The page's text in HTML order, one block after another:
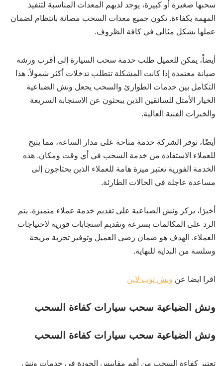
سحبها صغيرة أو كبيرة، يوجد لديهم المعدات المناسبة لتنفيذ
المهمة بكفاءة. تكون جميع معدات السحب مصانة بانتظام لضمان
عملها بشكل مثالي في كافة الظروف.
أيضاً، يمكن للعميل طلب خدمة سحب السيارة إلى أقرب ورشة
صيانة معتمدة إذا كانت المشكلة تتطلب تدخلات أكثر شمولاً. هذا
التكامل بين خدمات الطوارئ والسحب يجعل ونش الضباعية
الخيار الأمثل للسائقين الذين يبحثون عن الاستجابة السريعة
والخبرات الفنية العالية.
أيضًا، توفر الشركة خدمة متاحة على مدار الساعة، مما يتيح
للعملاء الاستفادة من خدمة السحب في أي وقت ومكان. هذه
الخدمة الفورية تعتبر ميزة هامة للعملاء الذين يحتاجون إلى
مساعدة عاجلة في الحالات الطارئة.
أخيرًا، يركز ونش الضباعية على تقديم خدمة عملاء متميزة. يتم
الرد على المكالمات بسرعة وتقديم استجابات فورية لاحتياجات
العملاء. الهدف هو ضمان رضى العميل وتوفير تجربة مريحة
وسلسة من البداية للنهاية.
اقرا ايضا عن ونش توب لاين
ونش الضباعية سحب سيارات كفاءة السحب
ونش الضباعية سحب سيارات كفاءة السحب
تعتبر كفاءة السحب من أهم مقاييس الجودة في خدمات ونش